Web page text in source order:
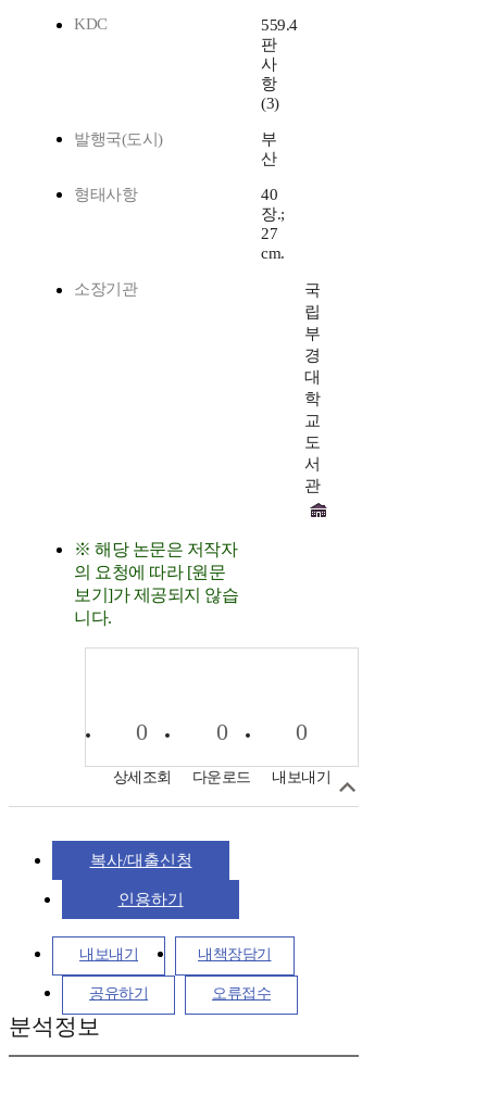
KDC
559.4
판
사
항
(3)
발행국(도시)
부
산
형태사항
40
장.;
27
cm.
소장기관
국
립
부
경
대
학
교
도
서
관
※ 해당 논문은 저작자
의 요청에 따라 [원문
보기]가 제공되지 않습
니다.
0
상세조회
0
다운로드
0
내보내기
복사/대출신청
인용하기
내보내기 내책장담기
공유하기 오류접수
분석정보